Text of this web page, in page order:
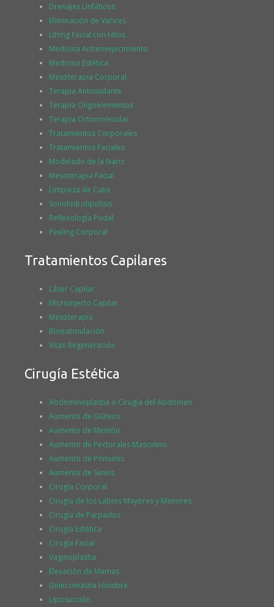
Drenajes Linfáticos
Eliminación de Varices
Lifting Facial con Hilos
Medicina Antienvejecimiento
Medicina Estética
Mesoterapia Corporal
Terapia Antioxidante
Terapia Oligoelementos
Terapia Ortomolecular
Tratamientos Corporales
Tratamientos Faciales
Modelado de la Nariz
Mesoterapia Facial
Limpieza de Cutis
Sonohidrolipolisis
Reflexología Podal
Peeling Corporal
Tratamientos Capilares
Láser Capilar
Microinjerto Capilar
Mesoterapia
Bioestimulación
VitaX Regeneración
Cirugía Estética
Abdominoplastia o Cirugía del Abdomen
Aumento de Glúteos
Aumento de Mentón
Aumento de Pectorales Masculino
Aumento de Pómulos
Aumento de Senos
Cirugía Corporal
Cirugía de los Labios Mayores y Menores
Cirugía de Parpados
Cirugía Estética
Cirugía Facial
Vaginoplastia
Elevación de Mamas
Ginecomastia Hombre
Liposucción